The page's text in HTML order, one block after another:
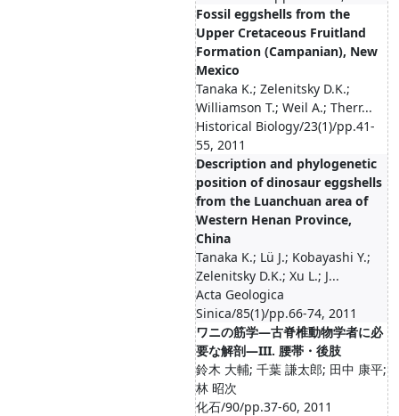
Fossil eggshells from the
Upper Cretaceous Fruitland
Formation (Campanian), New
Mexico
Tanaka K.; Zelenitsky D.K.;
Williamson T.; Weil A.; Therr...
Historical Biology/23(1)/pp.41-
55, 2011
Description and phylogenetic
position of dinosaur eggshells
from the Luanchuan area of
Western Henan Province,
China
Tanaka K.; Lü J.; Kobayashi Y.;
Zelenitsky D.K.; Xu L.; J...
Acta Geologica
Sinica/85(1)/pp.66-74, 2011
ワニの筋学―古脊椎動物学者に必
要な解剖―III. 腰帯・後肢
鈴木 大輔; 千葉 謙太郎; 田中 康平;
林 昭次
化石/90/pp.37-60, 2011